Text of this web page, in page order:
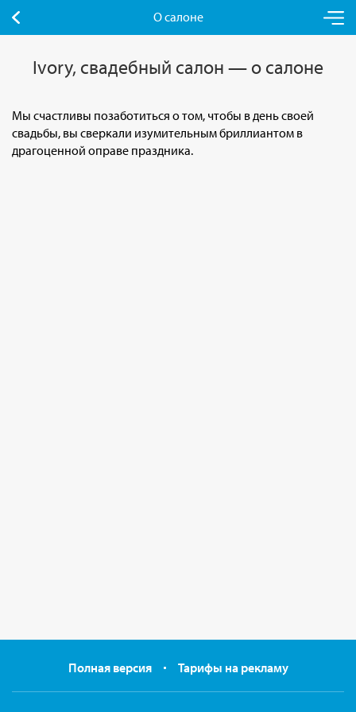
О салоне
Ivory, свадебный салон — о салоне
Мы счастливы позаботиться о том, чтобы в день своей
свадьбы, вы сверкали изумительным бриллиантом в
драгоценной оправе праздника.
Полная версия Тарифы на рекламу